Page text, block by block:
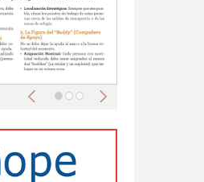
Anterior Siguiente